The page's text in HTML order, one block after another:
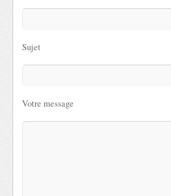
Sujet
Votre message